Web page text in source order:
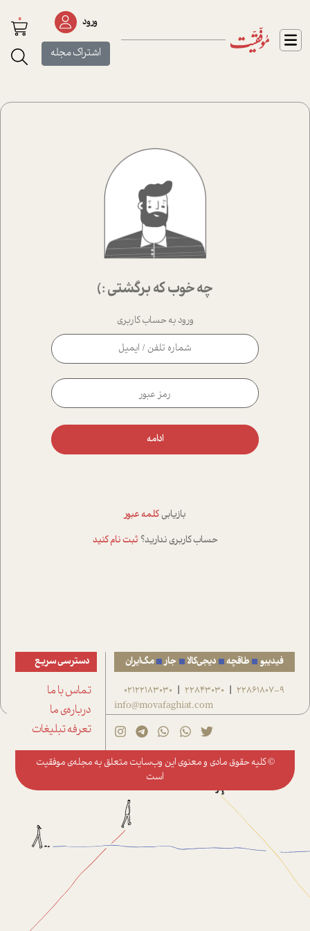
ورود
اشتراک مجله
0
چه خوب که برگشتی :)
ورود به حساب کاربری
ادامه
بازیابی کلمه عبور
حساب کاربری ندارید؟ ثبت نام کنید
فیدیبو طاقچه دیجی‌کالا جار مگ‌ایران
22861807-9
|
22843030
|
02122183030
info@movafaghiat.com
دسترسی سریع
تماس با ما
درباره‌ی ما
تعرفه تبلیغات
© کلیه حقوق مادی و معنوی این وب‌سایت متعلق به مجله‌ی موفقیت
است